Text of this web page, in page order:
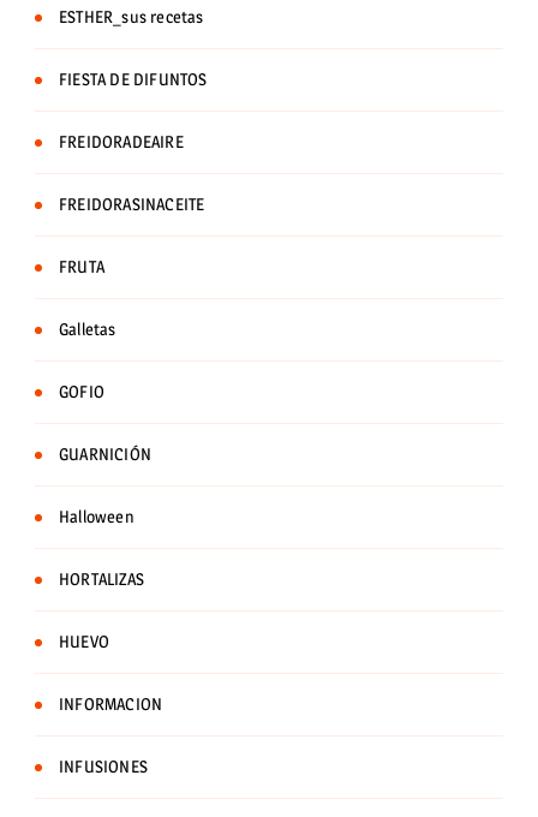
ESTHER_sus recetas
FIESTA DE DIFUNTOS
FREIDORADEAIRE
FREIDORASINACEITE
FRUTA
Galletas
GOFIO
GUARNICIÓN
Halloween
HORTALIZAS
HUEVO
INFORMACION
INFUSIONES